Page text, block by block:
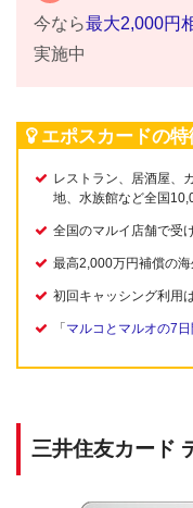
今なら最大2,000円
実施中
エポスカードの特
レストラン、居酒屋、
地、水族館など全国
全国のマルイ店舗で受
最高2,000万円補償の
初回キャッシング利用
「 マルコとマルオの7日
三井住友カード